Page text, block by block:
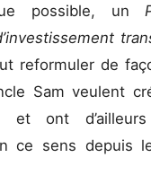
possible, un
reformuler de
Sam veulent
et ont
ce sens depuis